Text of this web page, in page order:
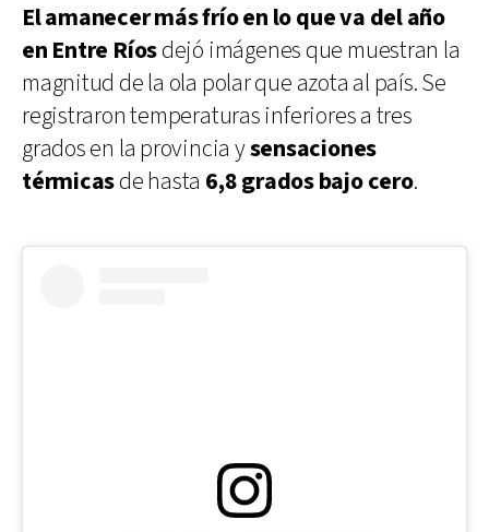
El amanecer más frío en lo que va del año
en Entre Ríosdejó imágenes que muestran la
magnitud de la ola polar que azota al país. Se
registraron temperaturas inferiores a tres
grados en la provincia ysensaciones
térmicasde hasta 6,8 grados bajo cero.